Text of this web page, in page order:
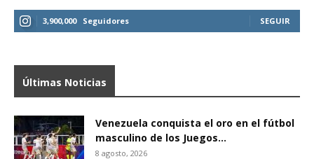
3,900,000 Seguidores SEGUIR
Últimas Noticias
Venezuela conquista el oro en el fútbol
masculino de los Juegos...
8 agosto, 2026